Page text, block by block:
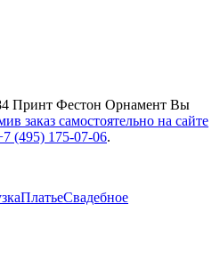
Принт Фестон Орнамент Вы
заказ самостоятельно на сайте
(495) 175-07-06.
ПлатьеСвадебное